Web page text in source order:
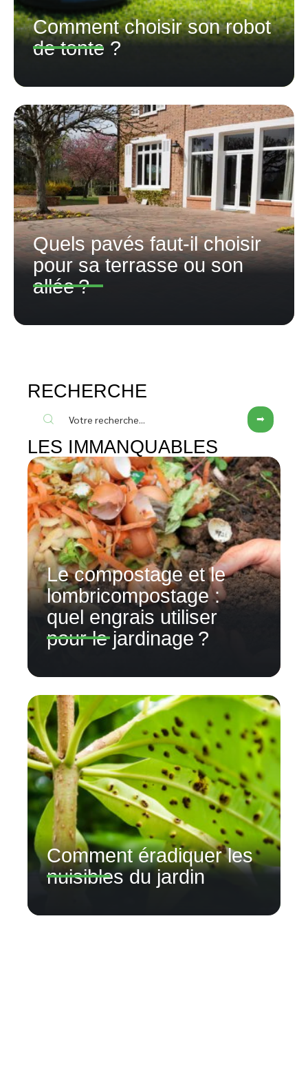
Comment choisir son robot
de tonte ?
Quels pavés faut-il choisir
pour sa terrasse ou son
allée ?
RECHERCHE
LES IMMANQUABLES
Le compostage et le
lombricompostage :
quel engrais utiliser
pour le jardinage ?
Comment éradiquer les
nuisibles du jardin